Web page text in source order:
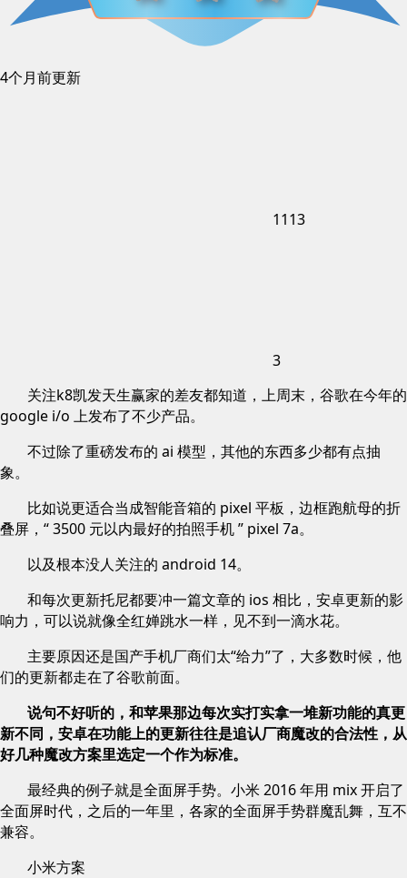
4个月前更新
1113
3
关注k8凯发天生赢家的差友都知道，上周末，谷歌在今年的
google i/o 上发布了不少产品。
不过除了重磅发布的 ai 模型，其他的东西多少都有点抽
象。
比如说更适合当成智能音箱的 pixel 平板，边框跑航母的折
叠屏，“ 3500 元以内最好的拍照手机 ” pixel 7a。
以及根本没人关注的 android 14。
和每次更新托尼都要冲一篇文章的 ios 相比，安卓更新的影
响力，可以说就像全红婵跳水一样，见不到一滴水花。
主要原因还是国产手机厂商们太“给力”了，大多数时候，他
们的更新都走在了谷歌前面。
说句不好听的，和苹果那边每次实打实拿一堆新功能的真更
新不同，安卓在功能上的更新往往是追认厂商魔改的合法性，从
好几种魔改方案里选定一个作为标准。
最经典的例子就是全面屏手势。小米 2016 年用 mix 开启了
全面屏时代，之后的一年里，各家的全面屏手势群魔乱舞，互不
兼容。
小米方案